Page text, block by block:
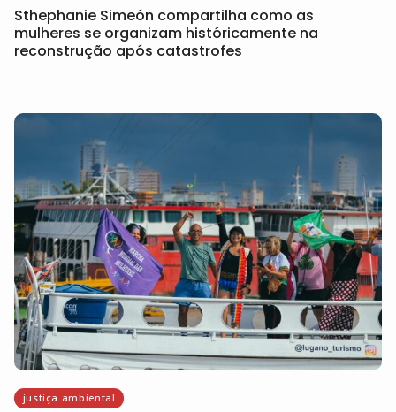
Sthephanie Simeón compartilha como as
mulheres se organizam históricamente na
reconstrução após catastrofes
justiça ambiental